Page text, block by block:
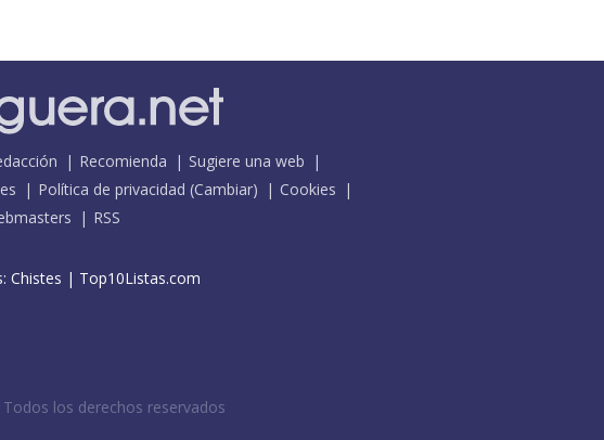
Recomienda
Sugiere una web
Política de privacidad (Cambiar)
Cookies
RSS
Chistes | Top10Listas.com
Todos los derechos reservados